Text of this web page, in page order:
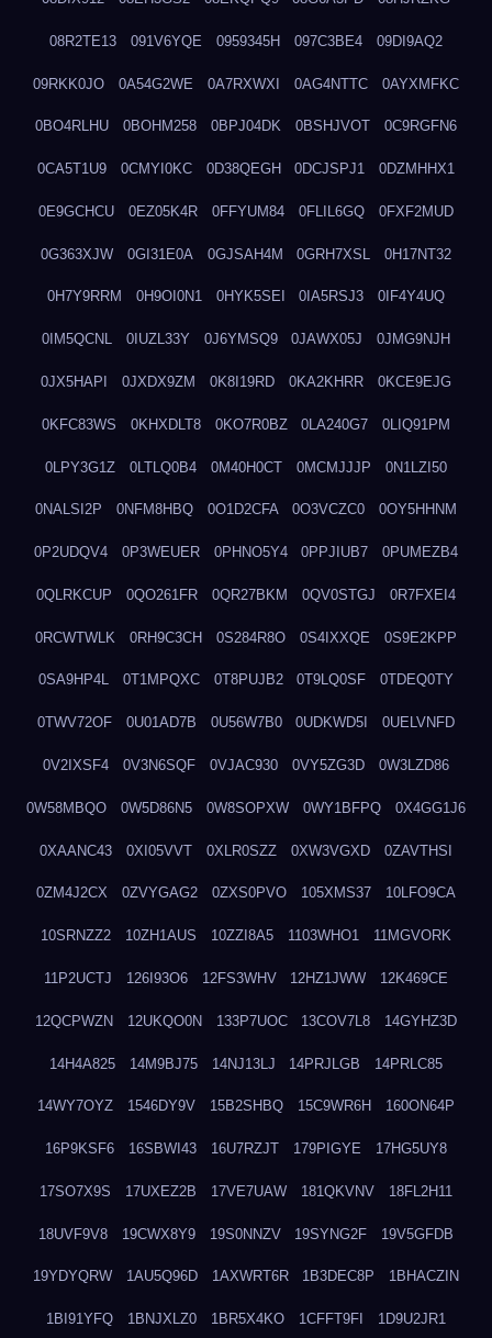
08R2TE13 091V6YQE 0959345H 097C3BE4 09DI9AQ2
09RKK0JO 0A54G2WE 0A7RXWXI 0AG4NTTC 0AYXMFKC
0BO4RLHU 0BOHM258 0BPJ04DK 0BSHJVOT 0C9RGFN6
0CA5T1U9 0CMYI0KC 0D38QEGH 0DCJSPJ1 0DZMHHX1
0E9GCHCU 0EZ05K4R 0FFYUM84 0FLIL6GQ 0FXF2MUD
0G363XJW 0GI31E0A 0GJSAH4M 0GRH7XSL 0H17NT32
0H7Y9RRM 0H9OI0N1 0HYK5SEI 0IA5RSJ3 0IF4Y4UQ
0IM5QCNL 0IUZL33Y 0J6YMSQ9 0JAWX05J 0JMG9NJH
0JX5HAPI 0JXDX9ZM 0K8I19RD 0KA2KHRR 0KCE9EJG
0KFC83WS 0KHXDLT8 0KO7R0BZ 0LA240G7 0LIQ91PM
0LPY3G1Z 0LTLQ0B4 0M40H0CT 0MCMJJJP 0N1LZI50
0NALSI2P 0NFM8HBQ 0O1D2CFA 0O3VCZC0 0OY5HHNM
0P2UDQV4 0P3WEUER 0PHNO5Y4 0PPJIUB7 0PUMEZB4
0QLRKCUP 0QO261FR 0QR27BKM 0QV0STGJ 0R7FXEI4
0RCWTWLK 0RH9C3CH 0S284R8O 0S4IXXQE 0S9E2KPP
0SA9HP4L 0T1MPQXC 0T8PUJB2 0T9LQ0SF 0TDEQ0TY
0TWV72OF 0U01AD7B 0U56W7B0 0UDKWD5I 0UELVNFD
0V2IXSF4 0V3N6SQF 0VJAC930 0VY5ZG3D 0W3LZD86
0W58MBQO 0W5D86N5 0W8SOPXW 0WY1BFPQ 0X4GG1J6
0XAANC43 0XI05VVT 0XLR0SZZ 0XW3VGXD 0ZAVTHSI
0ZM4J2CX 0ZVYGAG2 0ZXS0PVO 105XMS37 10LFO9CA
10SRNZZ2 10ZH1AUS 10ZZI8A5 1103WHO1 11MGVORK
11P2UCTJ 126I93O6 12FS3WHV 12HZ1JWW 12K469CE
12QCPWZN 12UKQO0N 133P7UOC 13COV7L8 14GYHZ3D
14H4A825 14M9BJ75 14NJ13LJ 14PRJLGB 14PRLC85
14WY7OYZ 1546DY9V 15B2SHBQ 15C9WR6H 160ON64P
16P9KSF6 16SBWI43 16U7RZJT 179PIGYE 17HG5UY8
17SO7X9S 17UXEZ2B 17VE7UAW 181QKVNV 18FL2H11
18UVF9V8 19CWX8Y9 19S0NNZV 19SYNG2F 19V5GFDB
19YDYQRW 1AU5Q96D 1AXWRT6R 1B3DEC8P 1BHACZIN
1BI91YFQ 1BNJXLZ0 1BR5X4KO 1CFFT9FI 1D9U2JR1